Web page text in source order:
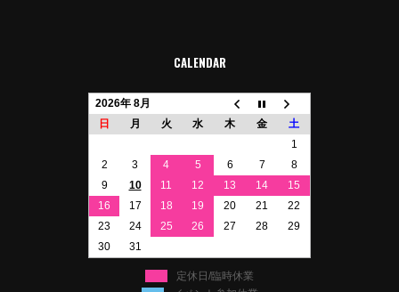
CALENDAR
2026年 8月
日
月 火 水 木 金
土
1
2
3 4 5 6 7
8
9
10 11 12 13 14
15
16
17 18 19 20 21
22
23
24 25 26 27 28
29
30
31
定休日/臨時休業